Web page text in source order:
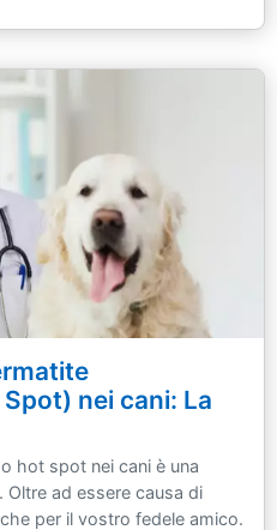
nei cani: La
hot spot nei cani è una
ad essere causa di
per il vostro fedele amico.